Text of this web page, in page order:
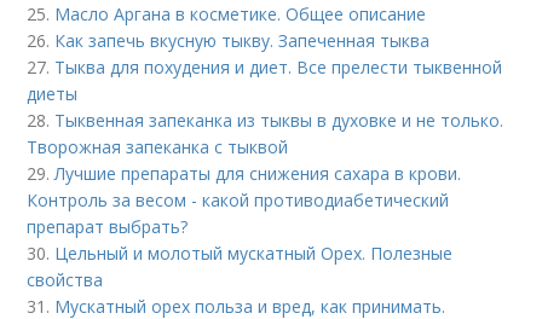
25. Масло Аргана в косметике. Общее описание
26. Как запечь вкусную тыкву. Запеченная тыква
27. Тыква для похудения и диет. Все прелести тыквенной
диеты
28. Тыквенная запеканка из тыквы в духовке и не только.
Творожная запеканка с тыквой
29.Лучшие препараты для снижения сахара в крови.
Контроль за весом - какой противодиабетический
препарат выбрать?
30. Цельный и молотый мускатный Орех. Полезные
свойства
31. Мускатный орех польза и вред, как принимать.